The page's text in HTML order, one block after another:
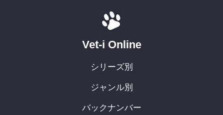
Vet-i Online
シリーズ別
ジャンル別
バックナンバー